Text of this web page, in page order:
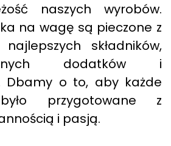
naszych wyrobów.
na wagę są pieczone z
składników,
dodatków i
Dbamy o to, aby każde
przygotowane z
i pasją.